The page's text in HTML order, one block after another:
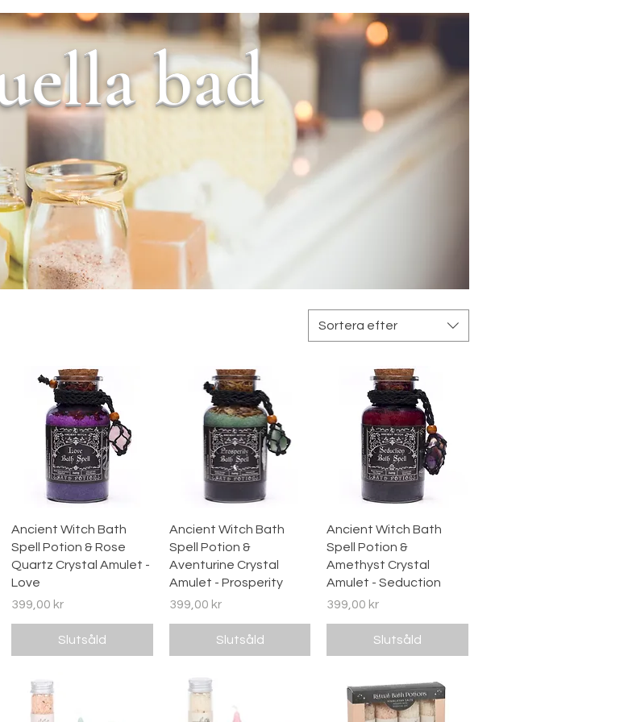
bad
Sortera efter
Snabbvisning
Ancient Witch Bath
Spell Potion & Rose
Quartz Crystal Amulet -
Love
Pris
399,00 kr
Slutsåld
Snabbvisning
Ancient Witch Bath
Spell Potion &
Aventurine Crystal
Amulet - Prosperity
Pris
399,00 kr
Slutsåld
Snabbvisning
Ancient Witch Bath
Spell Potion &
Amethyst Crystal
Amulet - Seduction
Pris
399,00 kr
Slutsåld